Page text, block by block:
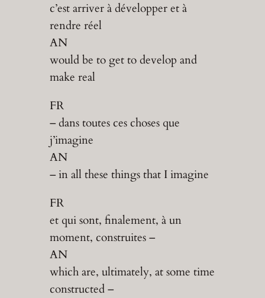
c’est arriver à développer et à
rendre réel
AN
would be to get to develop and
make real
FR
– dans toutes ces choses que
j’imagine
AN
– in all these things that I imagine
FR
et qui sont, finalement, à un
moment, construites –
AN
which are, ultimately, at some time
constructed –